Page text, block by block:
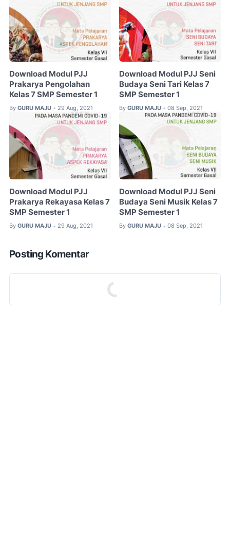
Download Modul PJJ
Prakarya Pengolahan
Kelas 7 SMP Semester 1
By GURU MAJU • 29 Aug, 2021
Download Modul PJJ Seni
Budaya Seni Tari Kelas 7
SMP Semester 1
By GURU MAJU • 08 Sep, 2021
Download Modul PJJ
Prakarya Rekayasa Kelas 7
SMP Semester 1
By GURU MAJU • 29 Aug, 2021
Download Modul PJJ Seni
Budaya Seni Musik Kelas 7
SMP Semester 1
By GURU MAJU • 08 Sep, 2021
Posting Komentar